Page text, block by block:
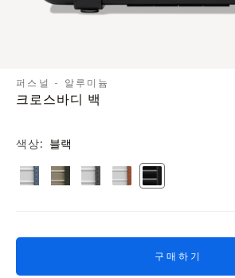
퍼스널 - 알루미늄
크로스바디 백
색상 블랙
구매하기